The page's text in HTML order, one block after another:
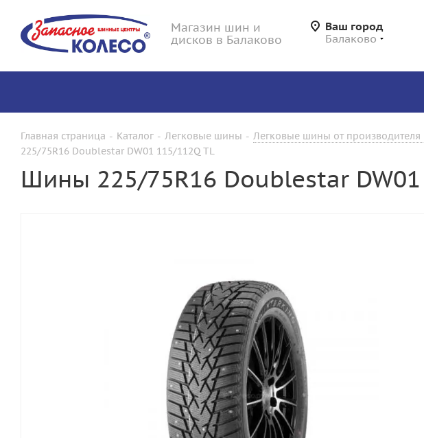
Магазин шин и
дисков в Балаково
Ваш город
Балаково
Главная страница - Каталог - Легковые шины - Легковые шины от производителя
225/75R16 Doublestar DW01 115/112Q TL
Шины 225/75R16 Doublestar